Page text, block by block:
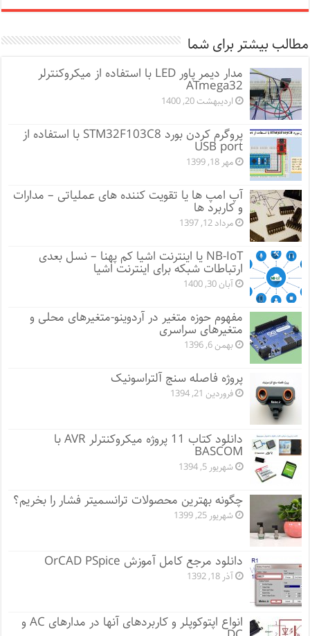
مطالب بیشتر برای شما
مدار دیمر پاور LED با استفاده از میکروکنترلر
ATmega32
اردیبهشت 20, 1400
پروگرم کردن بورد STM32F103C8 با استفاده از
USB port
مهر 18, 1399
آپ امپ ها یا تقویت کننده های عملیاتی – مدارات
و کاربرد ها
مرداد 12, 1397
NB-IoT یا اینترنت اشیا کم پهنا – نسل بعدی
ارتباطات شبکه برای اینترنت اشیا
آبان 30, 1400
مفهوم حوزه متغیر در آردوینو-متغیرهای محلی و
متغیرهای سراسری
بهمن 6, 1396
پروژه فاصله سنج آلتراسونیک
فروردین 21, 1394
دانلود کتاب 11 پروژه میکروکنترلر AVR با
BASCOM
شهریور 5, 1394
چگونه بهترین محصولات ترانسمیتر فشار را بخریم؟
شهریور 25, 1399
دانلود مرجع کامل آموزش OrCAD PSpice
آذر 18, 1392
انواع اپتوکوپلر و کاربردهای آنها در مدارهای AC و